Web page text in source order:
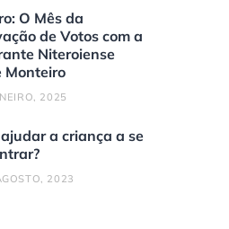
O Mês da
de Votos com a
Niteroiense
Monteiro
2025
ajudar a criança a se
2023